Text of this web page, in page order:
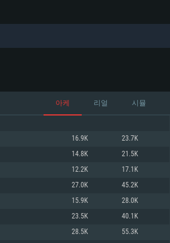
시스템 요구사항
아케 리얼 시뮬
16.9K 23.7K
14.8K 21.5K
12.2K 17.1K
27.0K 45.2K
15.9K 28.0K
23.5K 40.1K
28.5K 55.3K